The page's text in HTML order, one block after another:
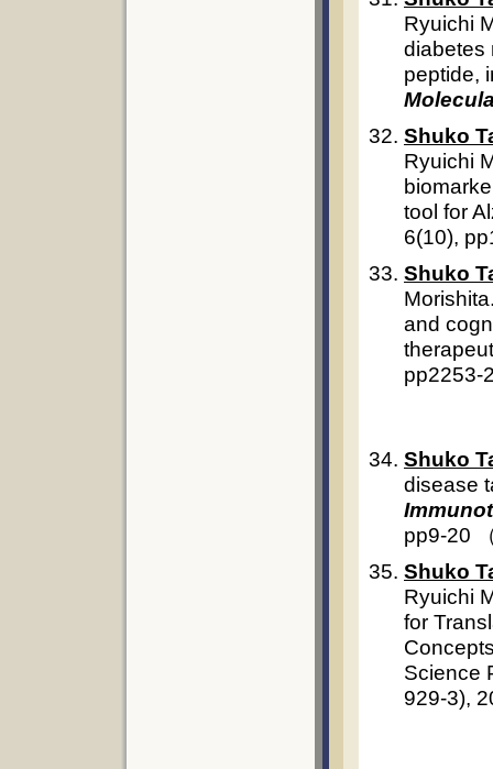
Ryuichi
diabetes
peptide,
Shuko
Ryuichi
tool for
6(10),
Shuko
and
pp2253-
Shuko
disease
pp9-20
Shuko
Ryuichi
for
Science
929-3),